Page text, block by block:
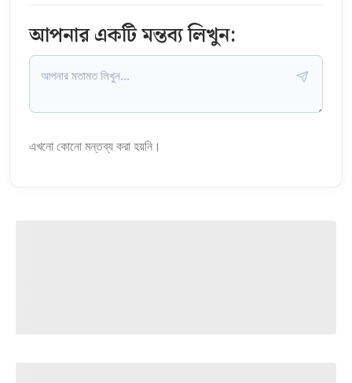
আপনার একটি মন্তব্য লিখুন:
এখনো কোনো মন্তব্য করা হয়নি।